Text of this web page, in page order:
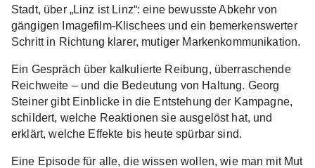
Stadt, über „Linz ist Linz“: eine bewusste Abkehr von
gängigen Imagefilm-Klischees und ein bemerkenswerter
Schritt in Richtung klarer, mutiger Markenkommunikation.
Ein Gespräch über kalkulierte Reibung, überraschende
Reichweite – und die Bedeutung von Haltung. Georg
Steiner gibt Einblicke in die Entstehung der Kampagne,
schildert, welche Reaktionen sie ausgelöst hat, und
erklärt, welche Effekte bis heute spürbar sind.
Eine Episode für alle, die wissen wollen, wie man mit Mut